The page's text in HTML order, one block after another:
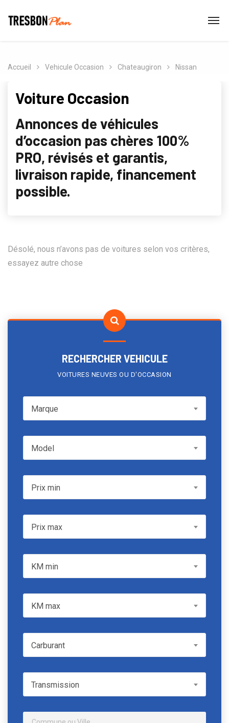
Accueil Vehicule Occasion Chateaugiron Nissan
Voiture Occasion
Annonces de véhicules
d’occasion pas chères 100%
PRO, révisés et garantis,
livraison rapide, financement
possible.
Désolé, nous n’avons pas de voitures selon vos critères,
essayez autre chose
RECHERCHER VEHICULE
VOITURES NEUVES OU D'OCCASION
MarqueMarque
ModelModel
Prix minPrix min
Prix maxPrix max
KM min
KM max
CarburantCarburant
TransmissionTransmission